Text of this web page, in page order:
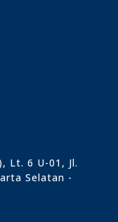
Lt. 6 U-01, Jl.
Selatan -